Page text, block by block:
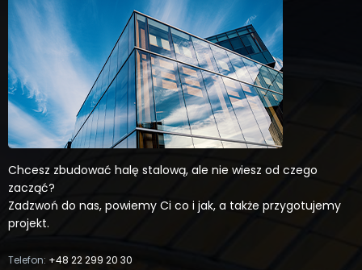
Chcesz zbudować halę stalową, ale nie wiesz od czego
zacząć?
Zadzwoń do nas, powiemy Ci co i jak, a także przygotujemy
projekt.
Telefon: +48 22 299 20 30